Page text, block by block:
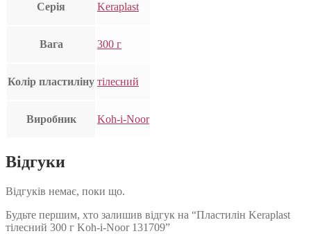
Серія Keraplast
Вага 300 г
Колір пластиліну тілесний
Виробник Koh-i-Noor
Відгуки
Відгуків немає, поки що.
Будьте першим, хто залишив відгук на “Пластилін Keraplast
тілесний 300 г Koh-i-Noor 131709”